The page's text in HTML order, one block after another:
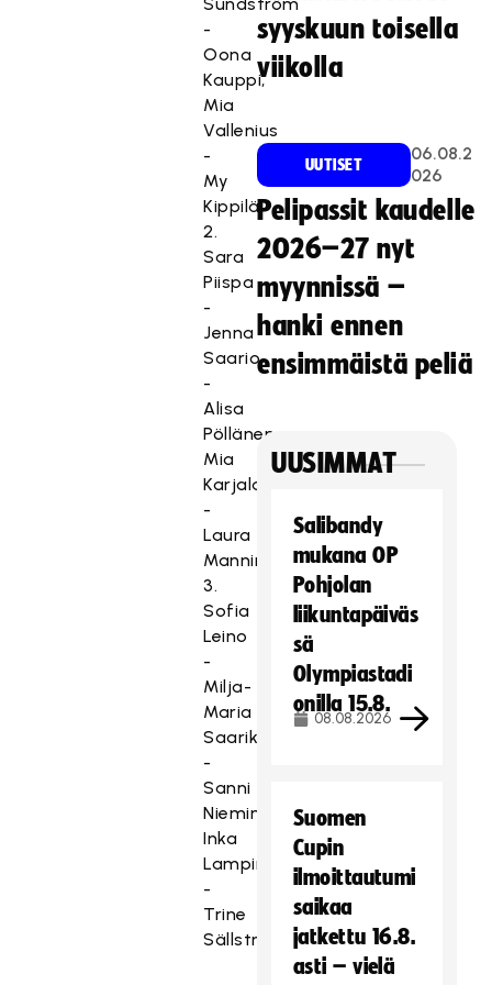
-
Oona
Kauppi,
Mia
Vallenius
-
My
Kippilä
2.
Sara
Piispa
-
Jenna
Saario
-
Alisa
Pöllänen,
Mia
Karjalainen
-
Laura
Manninen
3.
Sofia
Leino
-
Milja-
Maria
Saarikoski
-
Sanni
Nieminen,
Inka
Lampinen
-
Trine
Sällström
syyskuun toisella
viikolla
UUTISET
06.08.2
026
Pelipassit kaudelle
2026–27 nyt
myynnissä –
hanki ennen
ensimmäistä peliä
UUSIMMAT
Salibandy
mukana OP
Pohjolan
liikuntapäiväs
sä
Olympiastadi
onilla 15.8.
08.08.2026
Suomen
Cupin
ilmoittautumi
saikaa
jatkettu 16.8.
asti – vielä